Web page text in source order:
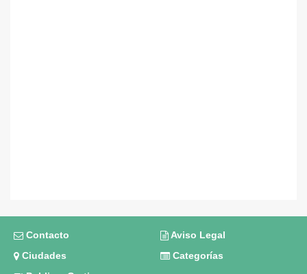
Contacto
Aviso Legal
Ciudades
Categorías